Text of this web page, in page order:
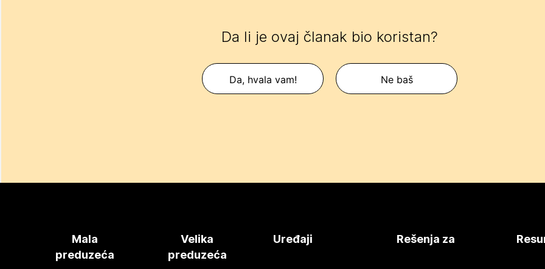
Da li je ovaj članak bio koristan?
Da, hvala vam! Ne baš
Mala
preduzeća
Velika
preduzeća
Uređaji Rešenja za